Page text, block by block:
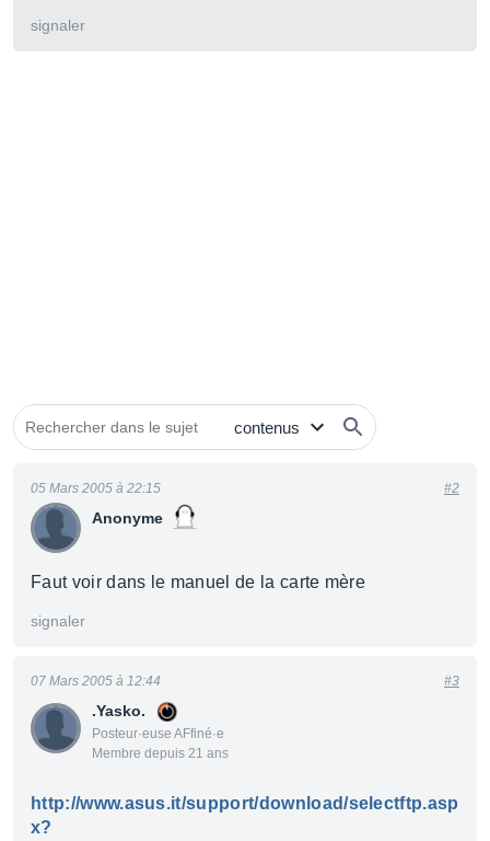
signaler
Anonyme
05 Mars 2005 à 22:15 #2
Faut voir dans le manuel de la carte mère
signaler
.Yasko.
Posteur·euse AFfiné·e
Membre depuis 21 ans
07 Mars 2005 à 12:44 #3
http://www.asus.it/support/download/selectftp.asp
x?